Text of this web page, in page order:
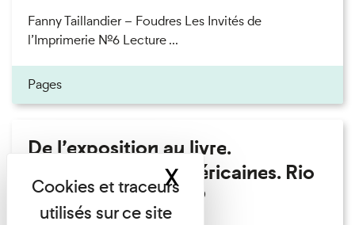
Fanny Taillandier – Foudres Les Invités de
l’Imprimerie n°6 Lecture ...
Pages
De l’exposition au livre.
Modernités sud-américaines. Rio
– Buenos Aires 1909
XMasquer le